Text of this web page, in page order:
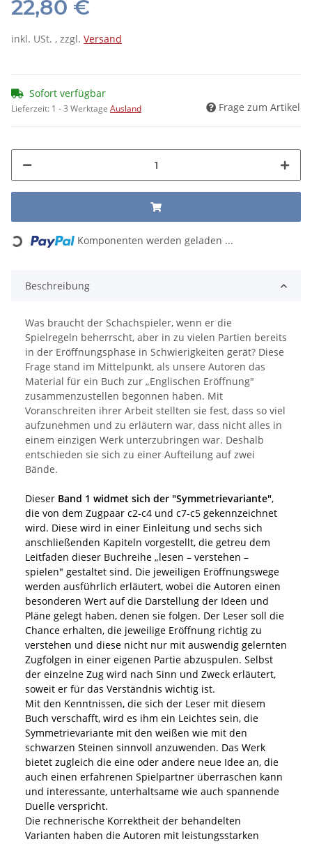
22,80 €
inkl. USt. , zzgl. Versand
Sofort verfügbar
Lieferzeit: 1 - 3 Werktage Ausland Frage zum Artikel
Loading... Komponenten werden geladen ...
Beschreibung
Was braucht der Schachspieler, wenn er die
Spielregeln beherrscht, aber in zu vielen Partien bereits
in der Eröffnungsphase in Schwierigkeiten gerät? Diese
Frage stand im Mittelpunkt, als unsere Autoren das
Material für ein Buch zur „Englischen Eröffnung"
zusammenzustellen begonnen haben. Mit
Voranschreiten ihrer Arbeit stellten sie fest, dass so viel
aufzunehmen und zu erläutern war, dass nicht alles in
einem einzigen Werk unterzubringen war. Deshalb
entschieden sie sich zu einer Aufteilung auf zwei
Bände.
Dieser Band 1 widmet sich der "Symmetrievariante",
die von dem Zugpaar c2-c4 und c7-c5 gekennzeichnet
wird. Diese wird in einer Einleitung und sechs sich
anschließenden Kapiteln vorgestellt, die getreu dem
Leitfaden dieser Buchreihe „lesen – verstehen –
spielen" gestaltet sind. Die jeweiligen Eröffnungswege
werden ausführlich erläutert, wobei die Autoren einen
besonderen Wert auf die Darstellung der Ideen und
Pläne gelegt haben, denen sie folgen. Der Leser soll die
Chance erhalten, die jeweilige Eröffnung richtig zu
verstehen und diese nicht nur mit auswendig gelernten
Zugfolgen in einer eigenen Partie abzuspulen. Selbst
der einzelne Zug wird nach Sinn und Zweck erläutert,
soweit er für das Verständnis wichtig ist.
Mit den Kenntnissen, die sich der Leser mit diesem
Buch verschafft, wird es ihm ein Leichtes sein, die
Symmetrievariante mit den weißen wie mit den
schwarzen Steinen sinnvoll anzuwenden. Das Werk
bietet zugleich die eine oder andere neue Idee an, die
auch einen erfahrenen Spielpartner überraschen kann
und interessante, unterhaltsame wie auch spannende
Duelle verspricht.
Die rechnerische Korrektheit der behandelten
Varianten haben die Autoren mit leistungsstarken